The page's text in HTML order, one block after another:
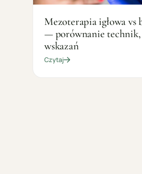
Mezoterapia igłowa vs
— porównanie
wskazań
Czytaj